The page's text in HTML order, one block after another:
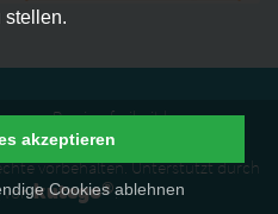
stellen.
Cookies ablehnen
akzeptieren
zur Barrierefreiheit|
vorbehalten. Unterstützt durch
vonkutego®.